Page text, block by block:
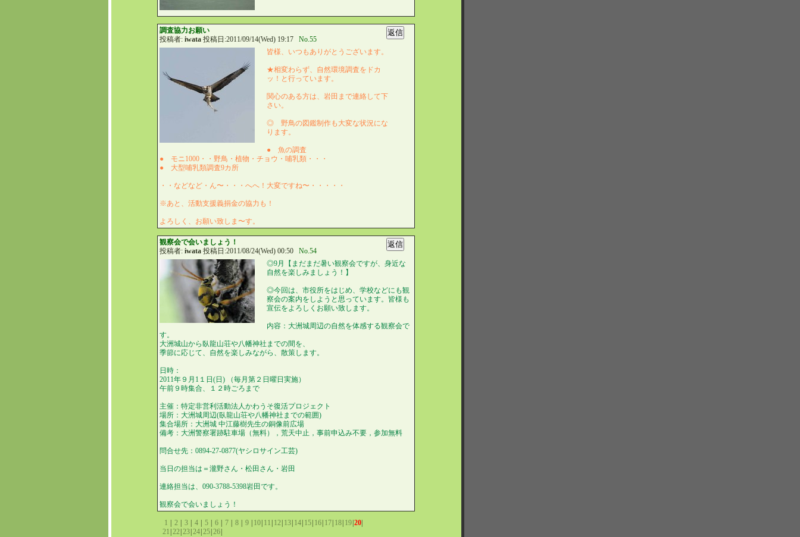
調査協力お願い
投稿者: iwata投稿日:2011/09/14(Wed) 19:17
No.55
皆様、いつもありがとうございます。
★相変わらず、自然環境調査をドカ
ッ！と行っています。
関心のある方は、岩田まで連絡して下
さい。
◎ 野鳥の図鑑制作も大変な状況にな
ります。
● 魚の調査
● モニ1000・・野鳥・植物・チョウ・哺乳類・・・
● 大型哺乳類調査9カ所
・・などなど・ん〜・・・へへ！大変ですね〜・・・・・
※あと、活動支援義捐金の協力も！
よろしく、お願い致しま〜す。
観察会で会いましょう！
投稿者: iwata投稿日:2011/08/24(Wed) 00:50
No.54
◎9月【まだまだ暑い観察会ですが、身近な
自然を楽しみましょう！】
◎今回は、市役所をはじめ、学校などにも観
察会の案内をしようと思っています。皆様も
宣伝をよろしくお願い致します。
内容：大洲城周辺の自然を体感する観察会で
す。
大洲城山から臥龍山荘や八幡神社までの間を、
季節に応じて、自然を楽しみながら、散策します。
日時：
2011年９月1１日(日) （毎月第２日曜日実施）
午前９時集合、１２時ごろまで
主催：特定非営利活動法人かわうそ復活プロジェクト
場所：大洲城周辺(臥龍山荘や八幡神社までの範囲)
集合場所：大洲城 中江藤樹先生の銅像前広場
備考：大洲警察署跡駐車場（無料），荒天中止，事前申込み不要，参加無料
問合せ先：0894-27-0877(ヤシロサイン工芸)
当日の担当は＝瀧野さん・松田さん・岩田
連絡担当は、090-3788-5398岩田です。
観察会で会いましょう！
1 2 3 4 5 6 7 8 9 10 11 12 13 14 15 16 17 18 19 20
21 22 23 24 25 26